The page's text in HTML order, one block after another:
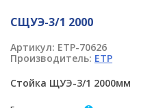
СЩУЭ-3/1 2000
Артикул: ETP-70626
Производитель: ETP
Стойка ЩУЭ-3/1 2000мм